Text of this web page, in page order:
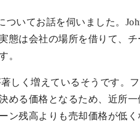
いてお話を伺いました。
態は会社の場所を借りて、
。
しく増えているそうです。
る価格となるため、近所
残高よりも売却価格が低